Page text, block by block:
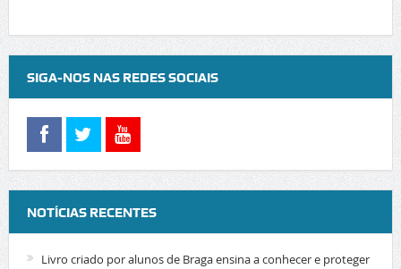
SIGA-NOS NAS REDES SOCIAIS
NOTÍCIAS RECENTES
Livro criado por alunos de Braga ensina a conhecer e proteger